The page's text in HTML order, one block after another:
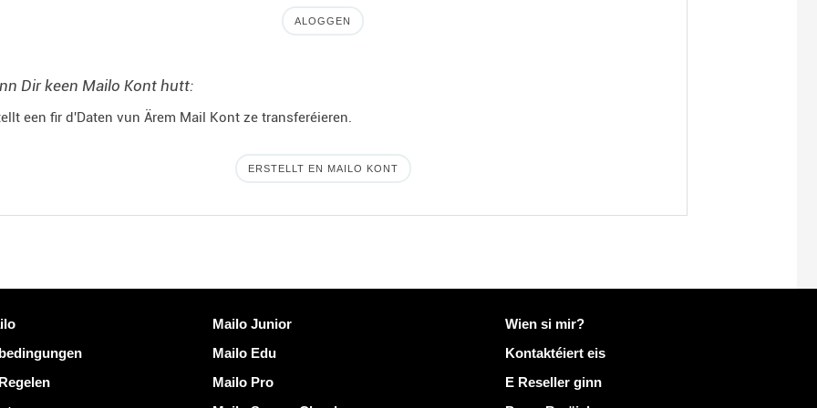
ALOGGEN
Dir keen Mailo Kont hutt:
een fir d'Daten vun Ärem Mail Kont ze transferéieren.
ERSTELLT EN MAILO KONT
Entdeckt Mailo
Mailo Junior
Mailo Edu
Mailo Pro
Méi Info op Mailo
Wien si mir?
Kontaktéiert eis
E Reseller ginn